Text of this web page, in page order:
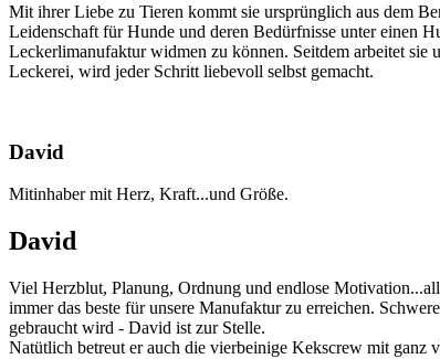
Mit ihrer Liebe zu Tieren kommt sie ursprünglich aus dem
Leidenschaft für Hunde und deren Bedürfnisse unter einen
Leckerlimanufaktur widmen zu können. Seitdem arbeitet sie
Leckerei, wird jeder Schritt liebevoll selbst gemacht.
David
Mitinhaber mit Herz, Kraft...und Größe.
David
Viel Herzblut, Planung, Ordnung und endlose
immer das beste für unsere Manufaktur zu erreichen.
gebraucht wird - David ist zur Stelle.
Natütlich betreut er auch die vierbeinige Kekscrew mit ganz